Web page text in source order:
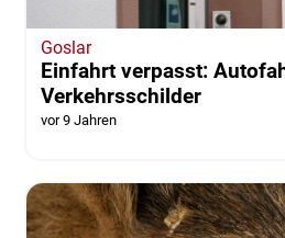
Goslar
Einfahrt verpasst:
Verkehrsschilder
vor 9 Jahren